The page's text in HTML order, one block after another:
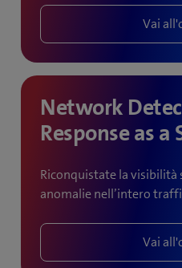
Vai
Network
Response as a
Riconquistate la visibilità
anomalie nell’intero
Vai